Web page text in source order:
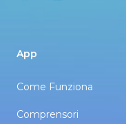
App
Come Funziona
Comprensori